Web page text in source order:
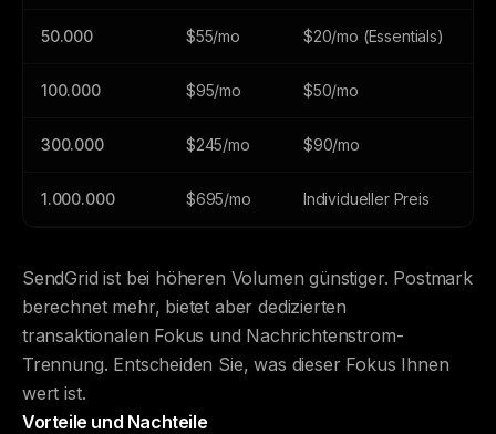
50.000 $55/mo $20/mo (Essentials)
100.000 $95/mo $50/mo
300.000 $245/mo $90/mo
1.000.000 $695/mo Individueller Preis
SendGrid ist bei höheren Volumen günstiger. Postmark
berechnet mehr, bietet aber dedizierten
transaktionalen Fokus und Nachrichtenstrom-
Trennung. Entscheiden Sie, was dieser Fokus Ihnen
wert ist.
Vorteile und Nachteile